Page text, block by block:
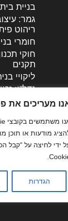
מעריכים את
מודעות או תוכן
ידי לחיצה על "קבל
הגדרות
בניית
גמר:
ריהוט
חומרי
חוקי
תקנים
ליקויי
נדל"ן:
עיצוב
מתקדמות
צילום
שיווק
והמלצות
תוכן שיווקי